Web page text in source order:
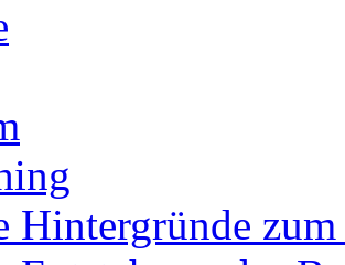
Hintergründe